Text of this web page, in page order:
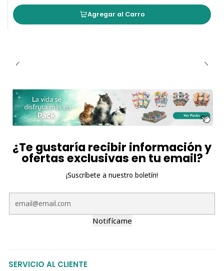
Agregar al Carro
¿Te gustaría recibir información y
ofertas exclusivas en tu email?
¡Suscríbete a nuestro boletín!
Notifícame
SERVICIO AL CLIENTE